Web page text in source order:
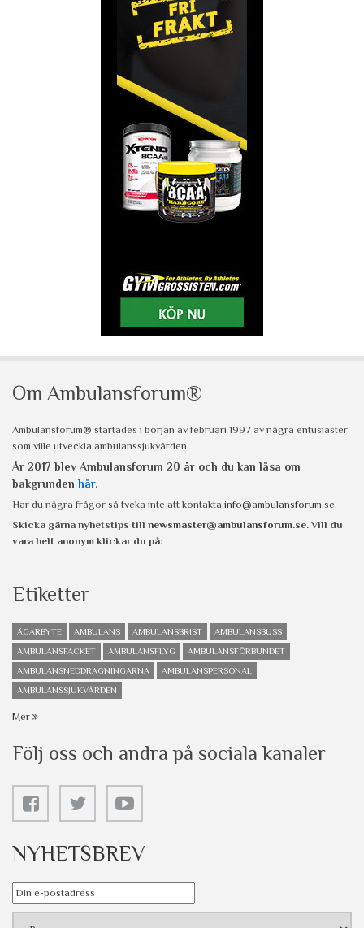
Om Ambulansforum®
Ambulansforum® startades i början av februari 1997 av några entusiaster
som ville utveckla ambulanssjukvården.
År 2017 blev Ambulansforum 20 år och du kan läsa om
bakgrunden här.
Har du några frågor så tveka inte att kontakta info@ambulansforum.se.
Skicka gärna nyhetstips till newsmaster@ambulansforum.se. Vill du
vara helt anonym klickar du på:
Etiketter
ÄGARBYTE AMBULANS AMBULANSBRIST
AMBULANSBUSS
AMBULANSFACKET
AMBULANSFLYG
AMBULANSFÖRBUNDET
AMBULANSNEDDRAGNINGARNA
AMBULANSPERSONAL
AMBULANSSJUKVÅRDEN
Mer
Följ oss och andra på sociala kanaler
NYHETSBREV